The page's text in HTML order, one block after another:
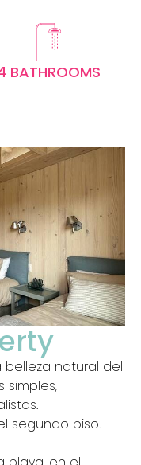
BATHROOMS
natural del
simples,
segundo piso.